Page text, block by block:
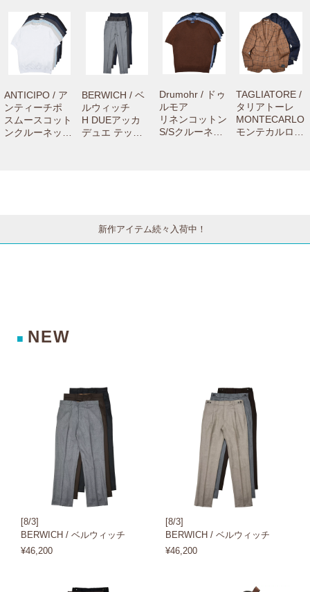
line shopで商品
をお買上げの方
専用のお修理メ
ニューです。】
line shopで商品
をお買上げの方
専用のお修理メ
ニューです。】
ーシャツ C065
0 71061001012
ANTICIPO / ア
ンティーチポ
スムースコット
ンクルーネック
BERWICH / ベ
ルウィッチ
H DUEアッカ
デュエ テック
Drumohr / ドゥ
ルモア
リネンコットン
S/Sクルーネッ
TAGLIATORE /
タリアトーレ
MONTECARLO
モンテカルロ
新作アイテム続々入荷中！
■ NEW
[8/3]
BERWICH / ベルウィッチ
¥46,200
[8/3]
BERWICH / ベルウィッチ
¥46,200